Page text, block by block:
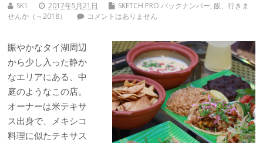
SK1 2017年5月21日 SKETCH PRO バックナンバー,飯、行きま
せんか（～2018）
コメントはありません
賑やかなタイ湖周辺
から少し入った静か
なエリアにある、中
庭のようなこの店。
オーナーは米テキサ
ス出身で、メキシコ
料理に似たテキサス